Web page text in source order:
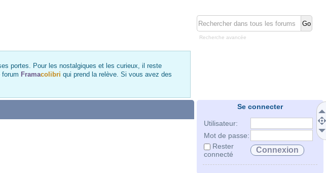
Recherche avancée
portes. Pour les nostalgiques et les curieux, il reste
Framacolibri qui prend la relève. Si vous avez des
Se connecter
Utilisateur:
Mot de passe:
Rester
connecté